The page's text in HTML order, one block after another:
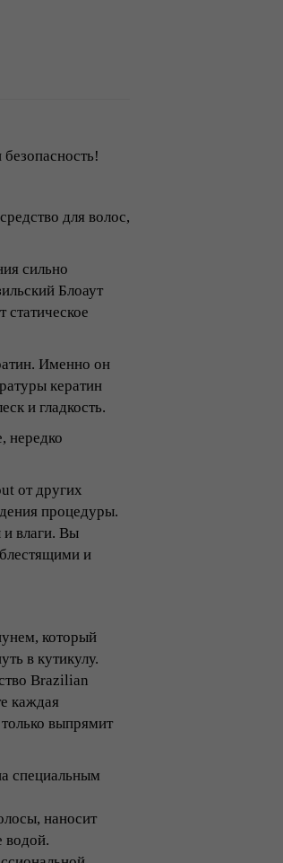
для волос,
сильно
Блоаут
Именно он
кератин
и гладкость.
нередко
от других
процедуры.
и влаги. Вы
и
который
в кутикулу.
Brazilian
каждая
выпрямит
специальным
наносит
водой.